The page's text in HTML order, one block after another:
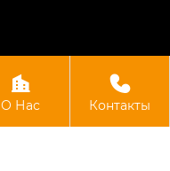
Уси Футао

О Нас

Контакты